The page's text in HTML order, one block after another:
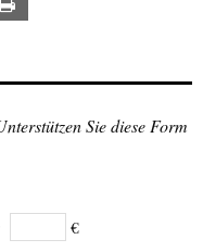
Sie diese Form
€